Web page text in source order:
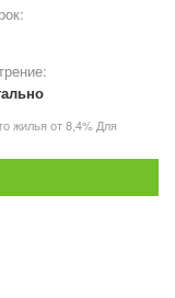
жилья от 8,4% Для